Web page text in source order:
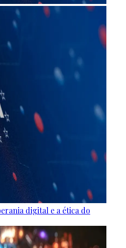
digital e a ética do